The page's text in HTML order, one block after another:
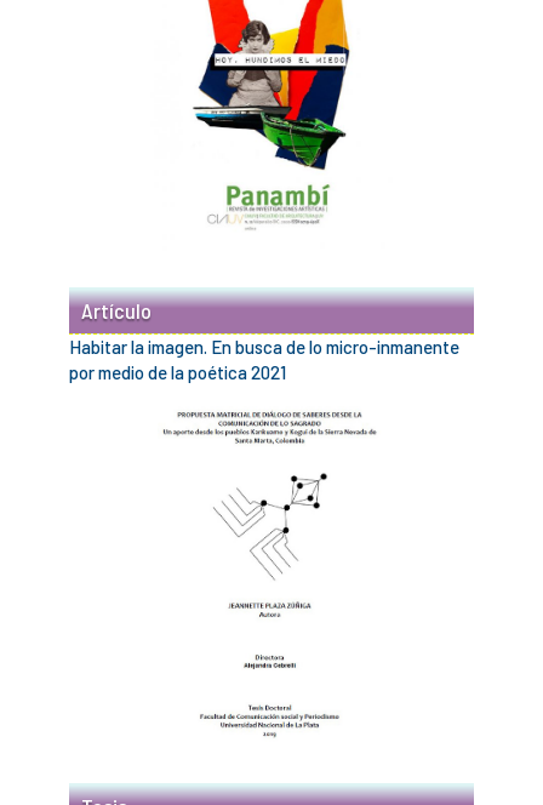
Artículo
Habitar la imagen. En busca de lo micro-inmanente
por medio de la poética 2021